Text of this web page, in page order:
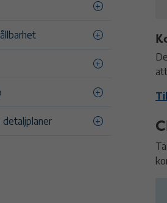
detaljplaner